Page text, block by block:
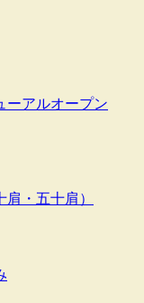
ーアルオープン
・五十肩）